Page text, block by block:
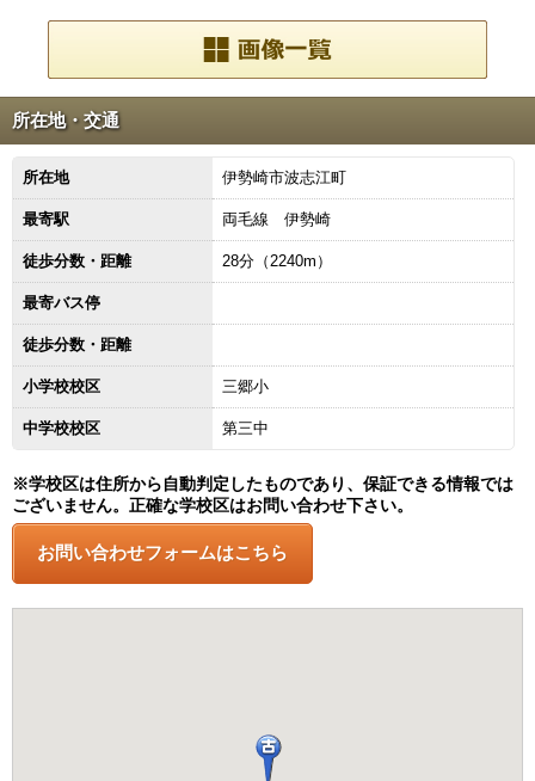
所在地・交通
所在地 伊勢崎市波志江町
最寄駅 両毛線 伊勢崎
徒歩分数・距離 28分（2240m）
最寄バス停
徒歩分数・距離
小学校校区 三郷小
中学校校区 第三中
※学校区は住所から自動判定したものであり、保証できる情報では
ございません。正確な学校区はお問い合わせ下さい。